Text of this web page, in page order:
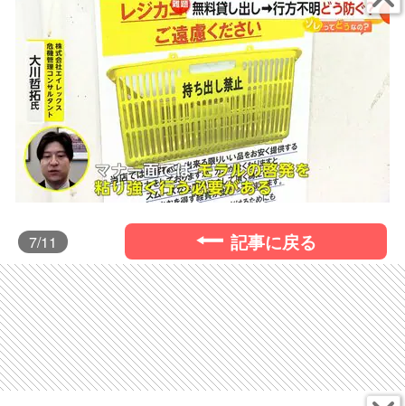
7/11 記事に戻る